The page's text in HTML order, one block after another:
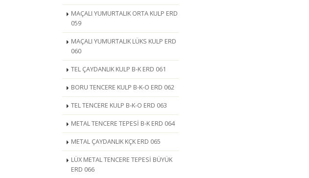
MAÇALI YUMURTALIK ORTA KULP ERD
059
MAÇALI YUMURTALIK LÜKS KULP ERD
060
TEL ÇAYDANLIK KULP B-K ERD 061
BORU TENCERE KULP B-K-O ERD 062
TEL TENCERE KULP B-K-O ERD 063
METAL TENCERE TEPESİ B-K ERD 064
METAL ÇAYDANLIK KÇK ERD 065
LÜX METAL TENCERE TEPESİ BÜYÜK
ERD 066